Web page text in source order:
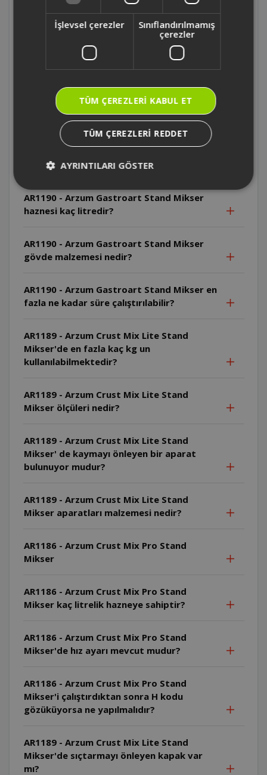
yapılmıştır?
AR1190 - Arzum Gastroart Stand Mikser'in
aparatları hangi malzemeden üretilmiştir?
AR1190 - Arzum Gastroart Stand Mikser
ürün ağırlığı nedir?
AR1190 - Arzum Gastroart Stand Mikser 'in
AR1190 - Arzum Gastroart Stand Mikser
haznesi kaç litredir?
AR1190 - Arzum Gastroart Stand Mikser
gövde malzemesi nedir?
AR1190 - Arzum Gastroart Stand Mikser en
fazla ne kadar süre çalıştırılabilir?
AR1189 - Arzum Crust Mix Lite Stand
Mikser'de en fazla kaç kg un
kullanılabilmektedir?
AR1189 - Arzum Crust Mix Lite Stand
Mikser ölçüleri nedir?
AR1189 - Arzum Crust Mix Lite Stand
Mikser' de kaymayı önleyen bir aparat
bulunuyor mudur?
AR1189 - Arzum Crust Mix Lite Stand
Mikser aparatları malzemesi nedir?
AR1186 - Arzum Crust Mix Pro Stand
Mikser
AR1186 - Arzum Crust Mix Pro Stand
Mikser kaç litrelik hazneye sahiptir?
AR1186 - Arzum Crust Mix Pro Stand
Mikser'de hız ayarı mevcut mudur?
AR1186 - Arzum Crust Mix Pro Stand
Mikser'i çalıştırdıktan sonra H kodu
gözüküyorsa ne yapılmalıdır?
AR1189 - Arzum Crust Mix Lite Stand
Mikser'de sıçtarmayı önleyen kapak var
mı?
İşlevsel çerezler
Sınıflandırılmamış
çerezler
TÜM ÇEREZLERI KABUL ET
TÜM ÇEREZLERI REDDET
AYRINTILARI GÖSTER